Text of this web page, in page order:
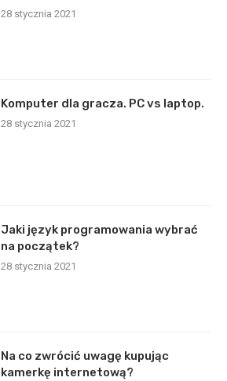
28 stycznia 2021
Komputer dla gracza. PC vs laptop.
28 stycznia 2021
Jaki język programowania wybrać
na początek?
28 stycznia 2021
Na co zwrócić uwagę kupując
kamerkę internetową?